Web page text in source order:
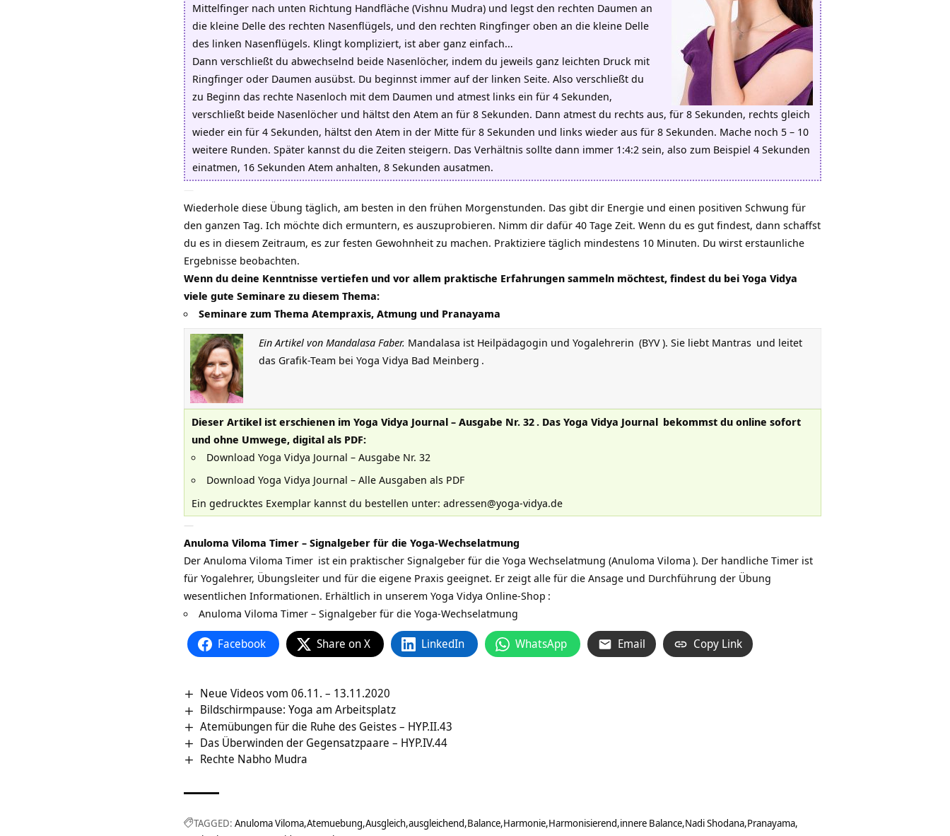
Mittelfinger nach unten Richtung Handfläche (Vishnu Mudra) und legst den rechten Daumen an
die kleine Delle des rechten Nasenflügels, und den rechten Ringfinger oben an die kleine Delle
des linken Nasenflügels. Klingt kompliziert, ist aber ganz einfach…
Dann verschließt du abwechselnd beide Nasenlöcher, indem du jeweils ganz leichten Druck mit
Ringfinger oder Daumen ausübst. Du beginnst immer auf der linken Seite. Also verschließt du
zu Beginn das rechte Nasenloch mit dem Daumen und atmest links ein für 4 Sekunden,
verschließt beide Nasenlöcher und hältst den Atem an für 8 Sekunden. Dann atmest du rechts aus, für 8 Sekunden, rechts gleich
wieder ein für 4 Sekunden, hältst den Atem in der Mitte für 8 Sekunden und links wieder aus für 8 Sekunden. Mache noch 5 – 10
weitere Runden. Später kannst du die Zeiten steigern. Das Verhältnis sollte dann immer 1:4:2 sein, also zum Beispiel 4 Sekunden
einatmen, 16 Sekunden Atem anhalten, 8 Sekunden ausatmen.
Wiederhole diese Übung täglich, am besten in den frühen Morgenstunden. Das gibt dir Energie und einen positiven Schwung für
den ganzen Tag. Ich möchte dich ermuntern, es auszuprobieren. Nimm dir dafür 40 Tage Zeit. Wenn du es gut findest, dann schaffst
du es in diesem Zeitraum, es zur festen Gewohnheit zu machen. Praktiziere täglich mindestens 10 Minuten. Du wirst erstaunliche
Ergebnisse beobachten.
Wenn du deine Kenntnisse vertiefen und vor allem praktische Erfahrungen sammeln möchtest, findest du bei Yoga Vidya
viele gute Seminare zu diesem Thema:
Seminare zum Thema Atempraxis, Atmung und Pranayama
Ein Artikel von Mandalasa Faber. Mandalasa ist Heilpädagogin und Yogalehrerin (BYV). Sie liebt Mantras und leitet
das Grafik-Team bei Yoga Vidya Bad Meinberg .
Dieser Artikel ist erschienen im Yoga Vidya Journal – Ausgabe Nr. 32. Das Yoga Vidya Journal bekommst du online sofort
und ohne Umwege, digital als PDF:
Download Yoga Vidya Journal – Ausgabe Nr. 32
Download Yoga Vidya Journal – Alle Ausgaben als PDF
Ein gedrucktes Exemplar kannst du bestellen unter: adressen@yoga-vidya.de
—
Anuloma Viloma Timer – Signalgeber für die Yoga-Wechselatmung
Der Anuloma Viloma Timer ist ein praktischer Signalgeber für die Yoga Wechselatmung (Anuloma Viloma ). Der handliche Timer ist
für Yogalehrer, Übungsleiter und für die eigene Praxis geeignet. Er zeigt alle für die Ansage und Durchführung der Übung
wesentlichen Informationen. Erhältlich in unserem Yoga Vidya Online-Shop :
Anuloma Viloma Timer – Signalgeber für die Yoga-Wechselatmung
Facebook Share on X LinkedIn WhatsApp Email Copy Link
Neue Videos vom 06.11. – 13.11.2020
Bildschirmpause: Yoga am Arbeitsplatz
Atemübungen für die Ruhe des Geistes – HYP.II.43
Das Überwinden der Gegensatzpaare – HYP.IV.44
Rechte Nabho Mudra
TAGGED: Anuloma Viloma Atemuebung Ausgleich ausgleichend Balance Harmonie Harmonisierend innere Balance Nadi Shodana Pranayama